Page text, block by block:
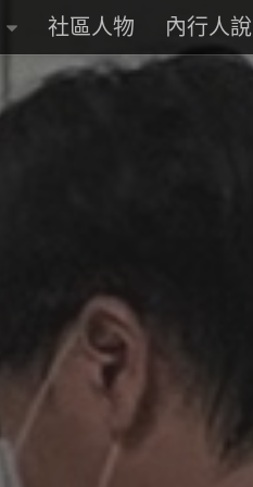
社區人物 內行人說